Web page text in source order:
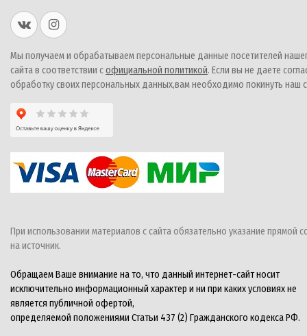
Мы получаем и обрабатываем персональные данные посетителей
сайта в соответствии софициальной политикой. Если вы не даете
обработку своих персональных данных,вам необходимо покинуть наш
При использовании материалов с сайта обязательно указание прямой
на источник.
Обращаем Ваше внимание на то, что данный интернет-сайт носит
исключительно информационный характер и ни при каких условиях не
является публичной офертой,
определяемой положениями Статьи 437 (2) Гражданского кодекса РФ.